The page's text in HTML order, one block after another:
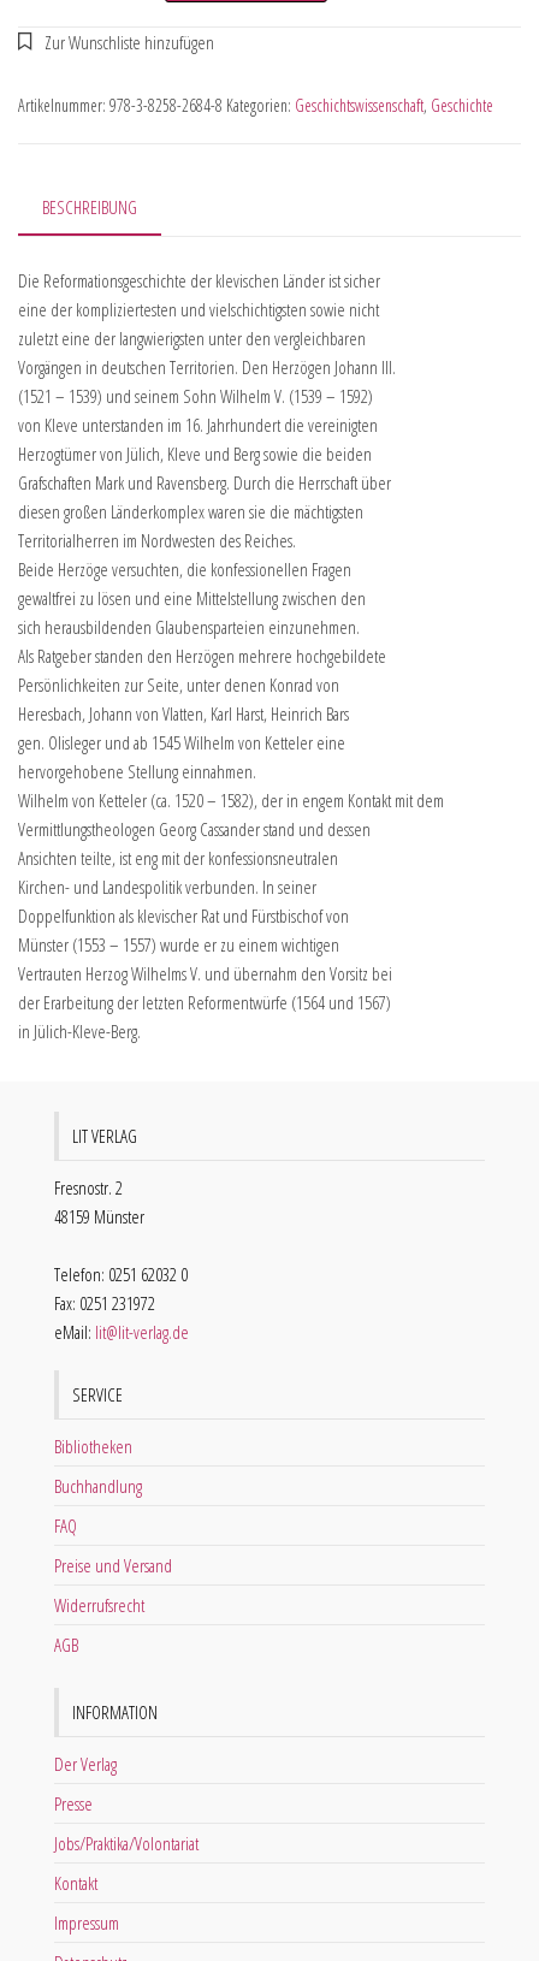
Artikelnummer: 978-3-8258-2684-8 Kategorien: Geschichtswissenschaft, Geschichte
BESCHREIBUNG
Die Reformationsgeschichte der klevischen Länder ist sicher
eine der kompliziertesten und vielschichtigsten sowie nicht
zuletzt eine der langwierigsten unter den vergleichbaren
Vorgängen in deutschen Territorien. Den Herzögen Johann III.
(1521 – 1539) und seinem Sohn Wilhelm V. (1539 – 1592)
von Kleve unterstanden im 16. Jahrhundert die vereinigten
Herzogtümer von Jülich, Kleve und Berg sowie die beiden
Grafschaften Mark und Ravensberg. Durch die Herrschaft über
diesen großen Länderkomplex waren sie die mächtigsten
Territorialherren im Nordwesten des Reiches.
Beide Herzöge versuchten, die konfessionellen Fragen
gewaltfrei zu lösen und eine Mittelstellung zwischen den
sich herausbildenden Glaubensparteien einzunehmen.
Als Ratgeber standen den Herzögen mehrere hochgebildete
Persönlichkeiten zur Seite, unter denen Konrad von
Heresbach, Johann von Vlatten, Karl Harst, Heinrich Bars
gen. Olisleger und ab 1545 Wilhelm von Ketteler eine
hervorgehobene Stellung einnahmen.
Wilhelm von Ketteler (ca. 1520 – 1582), der in engem Kontakt mit dem
Vermittlungstheologen Georg Cassander stand und dessen
Ansichten teilte, ist eng mit der konfessionsneutralen
Kirchen- und Landespolitik verbunden. In seiner
Doppelfunktion als klevischer Rat und Fürstbischof von
Münster (1553 – 1557) wurde er zu einem wichtigen
Vertrauten Herzog Wilhelms V. und übernahm den Vorsitz bei
der Erarbeitung der letzten Reformentwürfe (1564 und 1567)
in Jülich-Kleve-Berg.
LIT VERLAG
Fresnostr. 2
48159 Münster
Telefon: 0251 62032 0
Fax: 0251 231972
eMail: lit@lit-verlag.de
SERVICE
Bibliotheken
Buchhandlung
FAQ
Preise und Versand
Widerrufsrecht
AGB
INFORMATION
Der Verlag
Presse
Jobs/Praktika/Volontariat
Kontakt
Impressum